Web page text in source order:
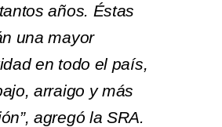
años. Éstas
una mayor
en todo el país,
arraigo y más
agregó la SRA.